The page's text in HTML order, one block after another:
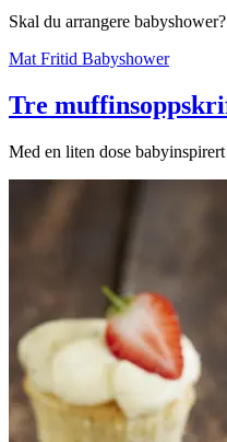
Mat
Helse
Tilbud
Merker
Skal du arrangere
Mat Fritid Babyshower
Tre
Med en liten dose